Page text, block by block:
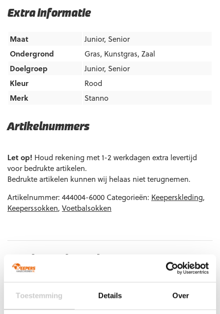
Toestemming Details Over
Artikelnummers
8718726914045
Maat: Junior
8718726914052
Maat: Senior
Let op! Houd rekening met 1-2 werkdagen extra levertijd
voor bedrukte artikelen.
Bedrukte artikelen kunnen wij helaas niet terugnemen.
Artikelnummer: 444004-6000 Categorieën: Keeperskleding,
Keeperssokken, Voetbalsokken
Extra informatie
Maat
Junior, Senior
Ondergrond
Gras, Kunstgras, Zaal
Doelgroep
Junior, Senior
Kleur
Rood
Merk
Stanno